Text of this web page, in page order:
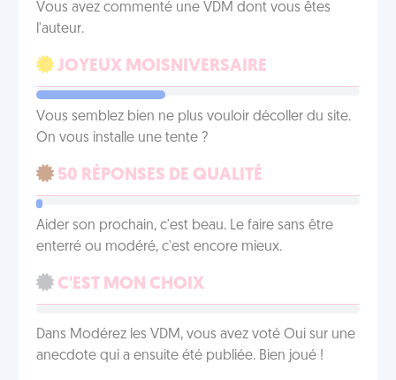
Vous avez commenté une VDM dont vous êtes
l'auteur.
JOYEUX MOISNIVERSAIRE
Vous semblez bien ne plus vouloir décoller du site.
On vous installe une tente ?
50 RÉPONSES DE QUALITÉ
Aider son prochain, c'est beau. Le faire sans être
enterré ou modéré, c'est encore mieux.
C'EST MON CHOIX
Dans Modérez les VDM, vous avez voté Oui sur une
anecdote qui a ensuite été publiée. Bien joué !